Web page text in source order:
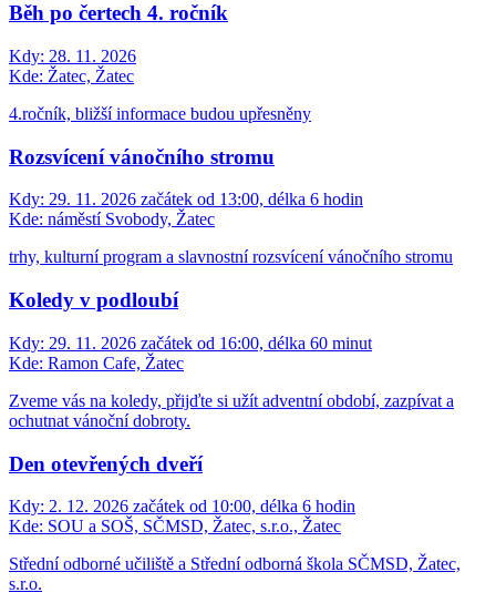
Běh po čertech 4. ročník
Kdy: 28. 11. 2026
Kde: Žatec, Žatec
4.ročník, bližší informace budou upřesněny
Rozsvícení vánočního stromu
Kdy: 29. 11. 2026 začátek od 13:00, délka 6 hodin
Kde: náměstí Svobody, Žatec
trhy, kulturní program a slavnostní rozsvícení vánočního stromu
Koledy v podloubí
Kdy: 29. 11. 2026 začátek od 16:00, délka 60 minut
Kde: Ramon Cafe, Žatec
Zveme vás na koledy, přijďte si užít adventní období, zazpívat a
ochutnat vánoční dobroty.
Den otevřených dveří
Kdy: 2. 12. 2026 začátek od 10:00, délka 6 hodin
Kde: SOU a SOŠ, SČMSD, Žatec, s.r.o., Žatec
Střední odborné učiliště a Střední odborná škola SČMSD, Žatec,
s.r.o.